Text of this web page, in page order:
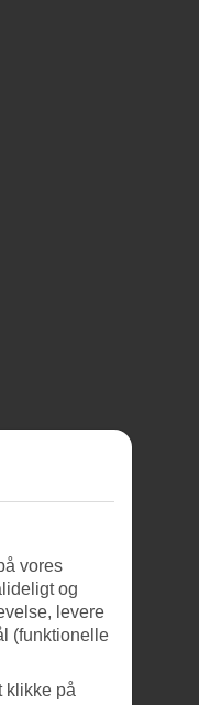
vores
og
levere
(funktionelle
klikke på